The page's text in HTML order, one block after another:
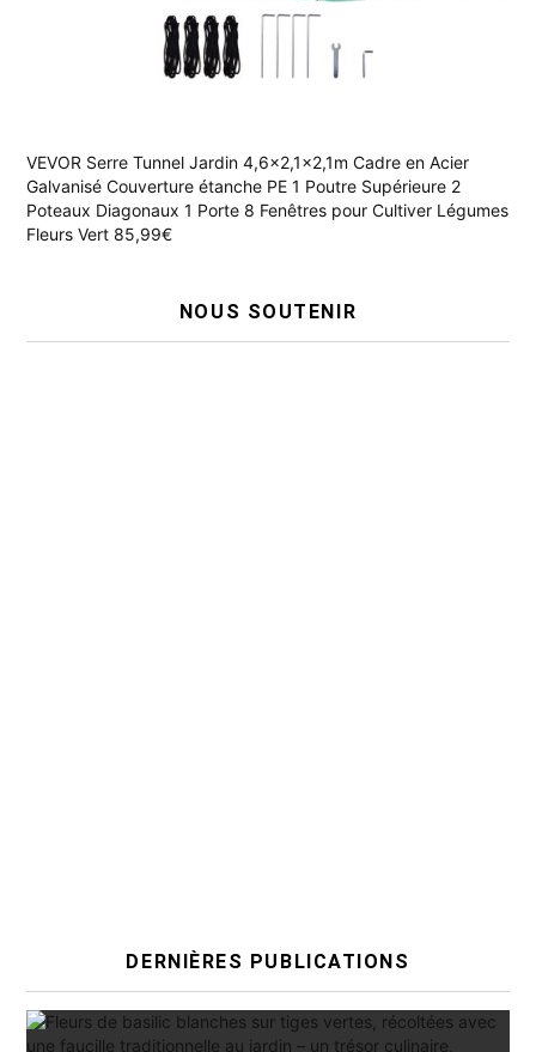
VEVOR Serre Tunnel Jardin 4,6x2,1x2,1m Cadre en Acier
Galvanisé Couverture étanche PE 1 Poutre Supérieure 2
Poteaux Diagonaux 1 Porte 8 Fenêtres pour Cultiver Légumes
Fleurs Vert 85,99€
NOUS SOUTENIR
DERNIÈRES PUBLICATIONS